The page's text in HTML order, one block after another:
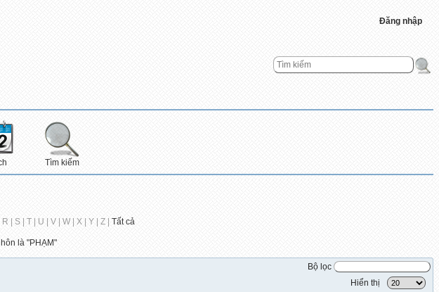
Đăng nhập
Tìm kiếm
| S | T | U | V | W | X | Y | Z | Tất cả
là "PHẠM"
Bộ lọc
Hiển thị